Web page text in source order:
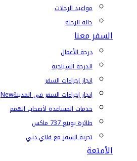
مواعيد الرحلات
حالة الرحلة
السفر معنا
درجة الأعمال
الدرجة السياحية
إنجاز إجراءات السفر
إنجاز إجراءات السفر في المدينةNew
خدمات المساعدة لأصحاب الهمم
طائرة بوينغ 737 ماكس
تجربة السفر مع فلاي دبي
الأمتعة